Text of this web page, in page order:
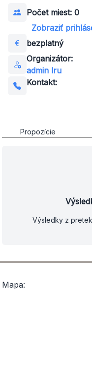
Počet miest: 0
Zobraziť
bezplatný
Organizátor:
admin lru
Kontakt:
Propozície
Výsledky z
Mapa: